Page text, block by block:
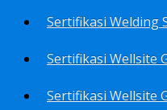
Sertifikasi Welding
Sertifikasi Wellsite
Sertifikasi Wellsite